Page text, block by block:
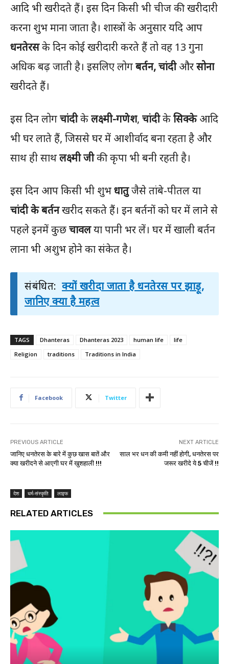
आदि भी खरीदते हैं। इस दिन किसी भी चीज की खरीदारी
करना शुभ माना जाता है। शास्त्रों के अनुसार यदि आप
धनतेरसके दिन कोई खरीदारी करते हैं तो वह 13 गुना
अधिक बढ़ जाती है। इसलिए लोगबर्तन, चांदीऔरसोना
खरीदते हैं।
इस दिन लोगचांदीकेलक्ष्मी-गणेश, चांदीकेसिक्केआदि
भी घर लाते हैं, जिससे घर में आशीर्वाद बना रहता है और
साथ ही साथलक्ष्मी जीकी कृपा भी बनी रहती है।
इस दिन आप किसी भी शुभधातुजैसे तांबे-पीतल या
चांदी के बर्तनखरीद सकते हैं। इन बर्तनों को घर में लाने से
पहले इनमें कुछचावलया पानी भर लें। घर में खाली बर्तन
लाना भी अशुभ होने का संकेत है।
संबंधित: क्यों खरीदा जाता है धनतेरस पर झाड़ू,
जानिए क्या है महत्व
TAGS Dhanteras Dhanteras 2023 human life
life
Religion
traditions Traditions in India
Facebook Twitter
PREVIOUS ARTICLE
जानिए धनतेरस के बारे में कुछ खास बातें और
क्या खरीदने से आएगी घर में खुशहाली !!!
NEXT ARTICLE
साल भर धन की कमी नहीं होगी, धनतेरस पर
जरूर खरीदे ये 5 चीजें !!
देश धर्म-संस्कृति लाइफ
RELATED ARTICLES